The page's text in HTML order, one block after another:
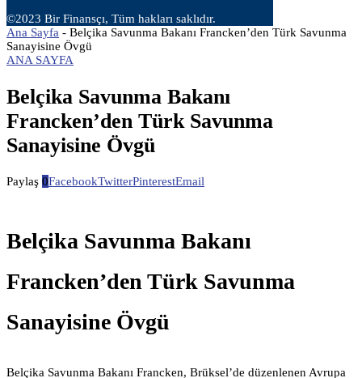
©2023 Bir Finansçı, Tüm hakları saklıdır.
Ana Sayfa - Belçika Savunma Bakanı Francken’den Türk Savunma
Sanayisine Övgü
ANA SAYFA
Belçika Savunma Bakanı
Francken’den Türk Savunma
Sanayisine Övgü
Paylaş 0FacebookTwitterPinterestEmail
Belçika Savunma Bakanı
Francken’den Türk Savunma
Sanayisine Övgü
Belçika Savunma Bakanı Francken, Brüksel’de düzenlenen Avrupa